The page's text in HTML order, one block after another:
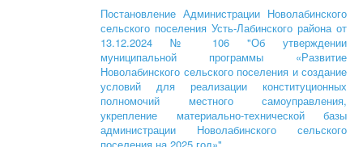
Постановление Администрации Новолабинского
сельского поселения Усть-Лабинского района от
13.12.2024 № 106 "Об утверждении
муниципальной программы «Развитие
Новолабинского сельского поселения и создание
условий для реализации конституционных
полномочий местного самоуправления,
укрепление материально-технической базы
администрации Новолабинского сельского